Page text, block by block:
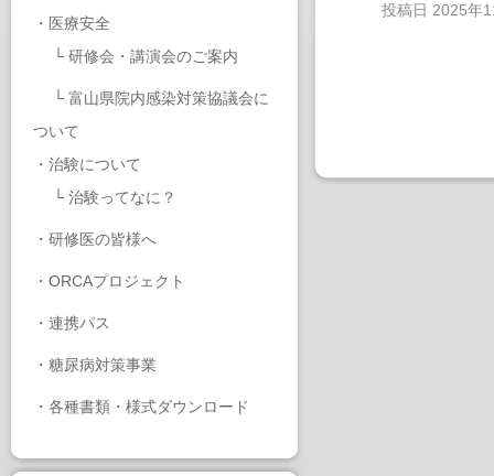
・ 医療安全
└ 研修会・講演会のご案内
└ 富山県院内感染対策協議会に
ついて
・ 治験について
└ 治験ってなに？
・ 研修医の皆様へ
・ ORCAプロジェクト
・ 連携パス
・ 糖尿病対策事業
・ 各種書類・様式ダウンロード
投稿日 2025年